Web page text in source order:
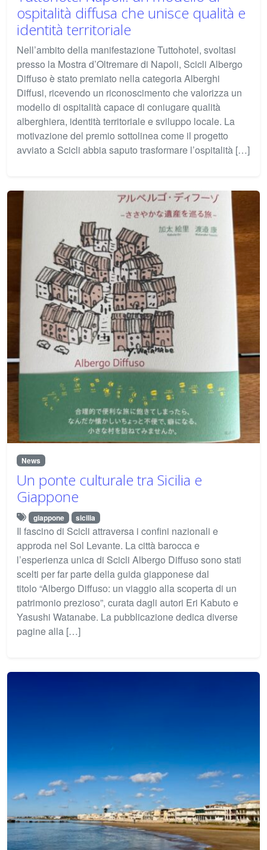
ospitalità diffusa che unisce qualità e
identità territoriale
Nell’ambito della manifestazione Tuttohotel, svoltasi
presso la Mostra d’Oltremare di Napoli, Scicli Albergo
Diffuso è stato premiato nella categoria Alberghi
Diffusi, ricevendo un riconoscimento che valorizza un
modello di ospitalità capace di coniugare qualità
alberghiera, identità territoriale e sviluppo locale. La
motivazione del premio sottolinea come il progetto
avviato a Scicli abbia saputo trasformare l’ospitalità […]
News
Un ponte culturale tra Sicilia e
Giappone
giappone sicilia
Il fascino di Scicli attraversa i confini nazionali e
approda nel Sol Levante. La città barocca e
l’esperienza unica di Scicli Albergo Diffuso sono stati
scelti per far parte della guida giapponese dal
titolo “Albergo Diffuso: un viaggio alla scoperta di un
patrimonio prezioso”, curata dagli autori Eri Kabuto e
Yasushi Watanabe. La pubblicazione dedica diverse
pagine alla […]